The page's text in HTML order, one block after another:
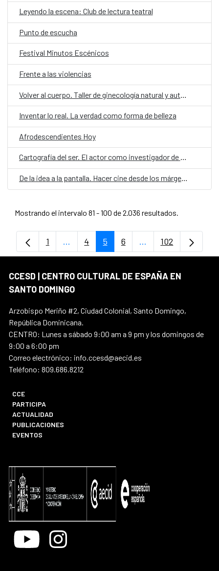
Leyendo la escena: Club de lectura teatral
Punto de escucha
Festival Minutos Escénicos
Frente a las violencias
Inventar lo real. La verdad como forma de belleza
Afrodescendientes Hoy
Cartografía del ser. El actor como investigador de sí mismo
De la idea a la pantalla. Hacer cine desde los márgenes.
Mostrando el intervalo 81 - 100 de 2.036 resultados.
Página
1 ...Páginas intermedias Use TAB para
Página
4 Página
5 Página
6 ...PáginasPágina
102
CCESD | CENTRO CULTURAL DE ESPAÑA EN
SANTO DOMINGO
Arzobispo Meriño #2, Ciudad Colonial, Santo Domingo,
República Dominicana.
CENTRO: Lunes a sábado 9:00 am a 9 pm y los domingos de
9:00 a 6:00 pm
Correo electrónico: info.ccesd@aecid.es
Teléfono: 809.686.8212
CCE
PARTICIPA
ACTUALIDAD
PUBLICACIONES
EVENTOS
Youtube Instagram